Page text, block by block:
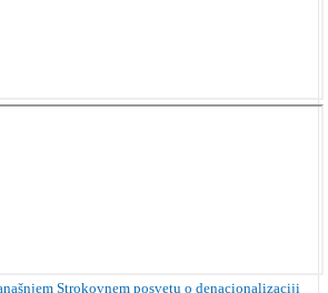
Strokovnem posvetu o denacionalizaciji